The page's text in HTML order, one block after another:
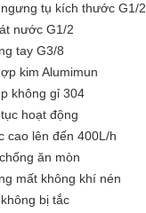
tụ kích thước G1/2
nước G1/2
tay G3/8
kim Alumimun
không gỉ 304
hoạt động
cao lên đến 400L/h
ăn mòn
mất không khí nén
bị tắc